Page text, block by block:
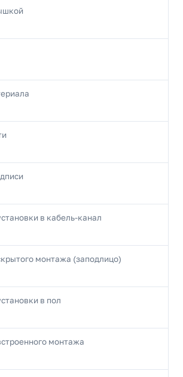
в кабель-канал
монтажа (заподлицо)
в пол
монтажа